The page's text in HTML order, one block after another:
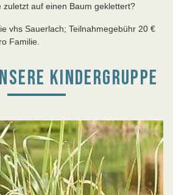
zuletzt auf einen Baum geklettert?
vhs Sauerlach; Teilnahmegebühr 20 €
Familie.
KINDERGRUPPE